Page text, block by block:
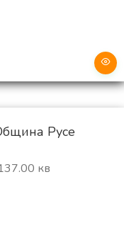
Русе
кв